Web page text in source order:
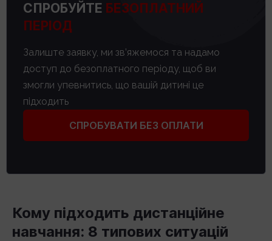
СПРОБУЙТЕ БЕЗОПЛАТНИЙ
ПЕРІОД
Залиште заявку, ми зв’яжемося та надамо
доступ до безоплатного періоду, щоб ви
змогли упевнитись, що вашій дитині це
підходить
СПРОБУВАТИ БЕЗ ОПЛАТИ
Кому підходить дистанційне
навчання: 8 типових ситуацій